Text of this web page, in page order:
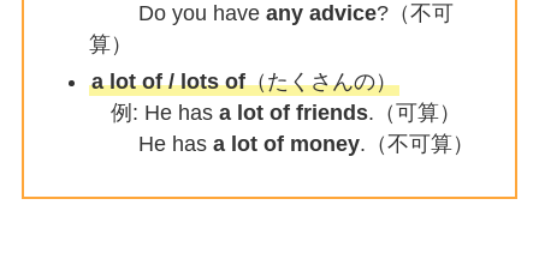
Do you have any advice?（不可
算）
a lot of / lots of（たくさんの）
例: He has a lot of friends.（可算）
He has a lot of money.（不可算）